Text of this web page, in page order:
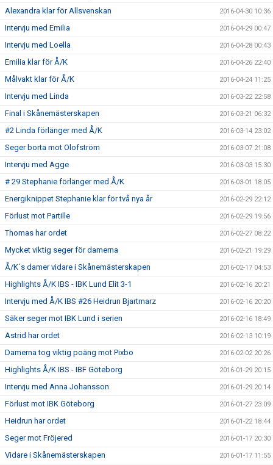
Alexandra klar för Allsvenskan 2016-04-30 10:36
Intervju med Emilia 2016-04-29 00:47
Intervju med Loella 2016-04-28 00:43
Emilia klar för Å/K 2016-04-26 22:40
Målvakt klar för Å/K 2016-04-24 11:25
Intervju med Linda 2016-03-22 22:58
Final i Skånemästerskapen 2016-03-21 06:32
#2 Linda förlänger med Å/K 2016-03-14 23:02
Seger borta mot Olofström 2016-03-07 21:08
Intervju med Agge 2016-03-03 15:30
# 29 Stephanie förlänger med Å/K 2016-03-01 18:05
Energiknippet Stephanie klar för två nya år 2016-02-29 22:12
Förlust mot Partille 2016-02-29 19:56
Thomas har ordet 2016-02-27 08:22
Mycket viktig seger för damerna 2016-02-21 19:29
Å/K´s damer vidare i Skånemästerskapen 2016-02-17 04:53
Highlights Å/K IBS - IBK Lund Elit 3-1 2016-02-16 20:21
Intervju med Å/K IBS #26 Heidrun Bjartmarz 2016-02-16 20:20
Säker seger mot IBK Lund i serien 2016-02-16 18:49
Astrid har ordet 2016-02-13 10:19
Damerna tog viktig poäng mot Pixbo 2016-02-02 20:26
Highlights Å/K IBS - IBF Göteborg 2016-01-29 20:15
Intervju med Anna Johansson 2016-01-29 20:14
Förlust mot IBK Göteborg 2016-01-27 23:09
Heidrun har ordet 2016-01-22 18:44
Seger mot Fröjered 2016-01-17 20:30
Vidare i Skånemästerskapen 2016-01-17 11:55